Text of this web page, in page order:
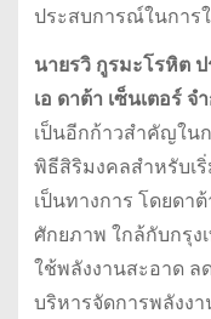
ประสบการณ์ในการ
นายรวิ กูรมะโรหิต
เอ ดาต้า เซ็นเตอร์ จ
เป็นอีกก้าวสำคัญใน
พิธีสิริมงคลสำหรับเ
เป็นทางการ โดยดา
ศักยภาพ ใกล้กับกรุง
ใช้พลังงานสะอาด ล
บริหารจัดการพลังง